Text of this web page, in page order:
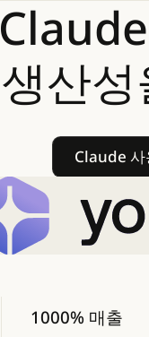
생산성
Claude 사
1000% 매출